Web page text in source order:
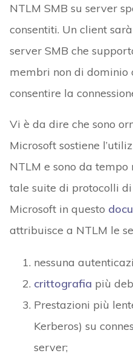
NTLM SMB su server
consentiti. Un client
server SMB che
membri non di
consentire la
Vi è da dire che sono
Microsoft sostiene
NTLM e sono da tempo
tale suite di protocolli
Microsoft in questo
attribuisce a NTLM le
nessuna
crittografia più
Prestazioni più
Kerberos) su
server;